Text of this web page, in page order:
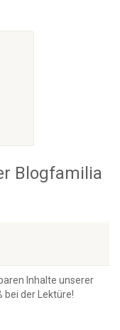
Blogfamilia
Inhalte unserer
bei der Lektüre!